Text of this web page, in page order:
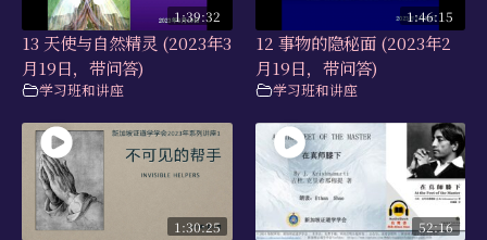
1:39:32
13 天使与自然精灵 (2023年3
月19日，带问答)
学习班和讲座
1:46:15
12 事物的隐秘面 (2023年2
月19日，带问答)
学习班和讲座
1:30:25 52:16